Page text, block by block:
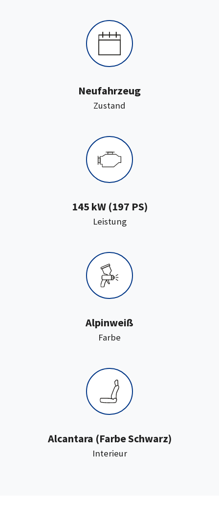
Zustand
Neufahrzeug
Leistung:
145 kW (197 PS)
Farbe
Alpinweiß
Interieur
Alcantara :(Farbe Schwarz)